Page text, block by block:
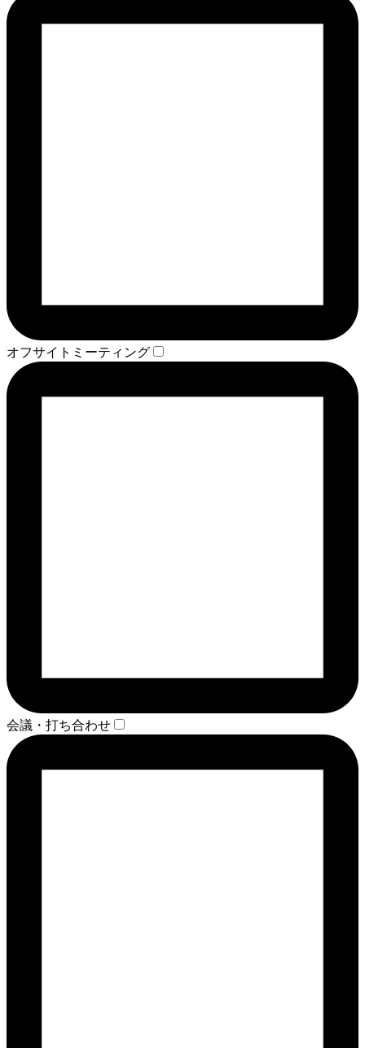
オフサイトミーティング
会議・打ち合わせ